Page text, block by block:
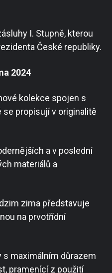
I. Stupně, kterou
České republiky.
2024
kolekce spojen s
se propisují v originalitě
a v poslední
materiálů a
zima představuje
na prvotřídní
s maximálním důrazem
pramenící z použití